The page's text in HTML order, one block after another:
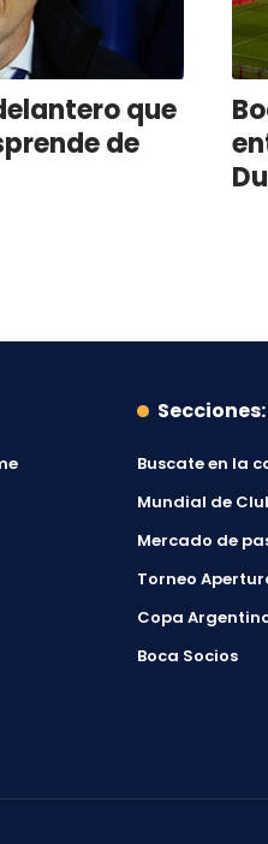
que
de
Secciones:
Buscate en la
Mundial de
Mercado de
Torneo
Copa
Boca Socios